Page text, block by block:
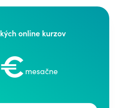
online kurzov
mesačne